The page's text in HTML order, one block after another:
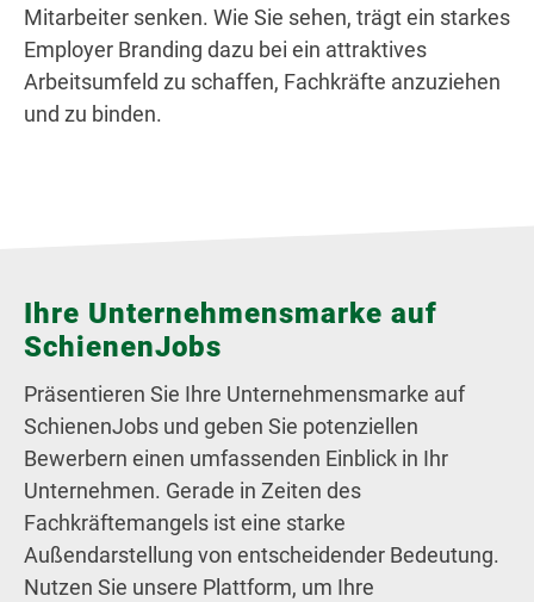
Mitarbeiter senken. Wie Sie sehen, trägt ein starkes
Employer Branding dazu bei ein attraktives
Arbeitsumfeld zu schaffen, Fachkräfte anzuziehen
und zu binden.
Ihre Unternehmensmarke auf
SchienenJobs
Präsentieren Sie Ihre Unternehmensmarke auf
SchienenJobs und geben Sie potenziellen
Bewerbern einen umfassenden Einblick in Ihr
Unternehmen. Gerade in Zeiten des
Fachkräftemangels ist eine starke
Außendarstellung von entscheidender Bedeutung.
Nutzen Sie unsere Plattform, um Ihre